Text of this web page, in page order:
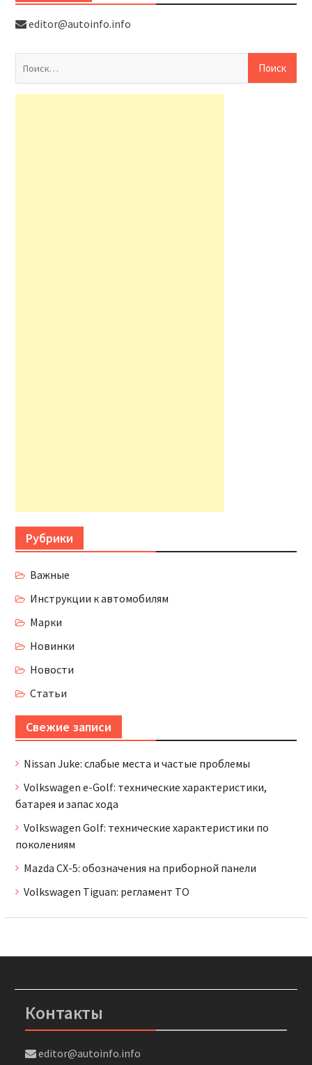
editor@autoinfo.info
Рубрики
Важные
Инструкции к автомобилям
Марки
Новинки
Новости
Статьи
Свежие записи
Nissan Juke: слабые места и частые проблемы
Volkswagen e-Golf: технические характеристики,
батарея и запас хода
Volkswagen Golf: технические характеристики по
поколениям
Mazda CX-5: обозначения на приборной панели
Volkswagen Tiguan: регламент ТО
Контакты
editor@autoinfo.info